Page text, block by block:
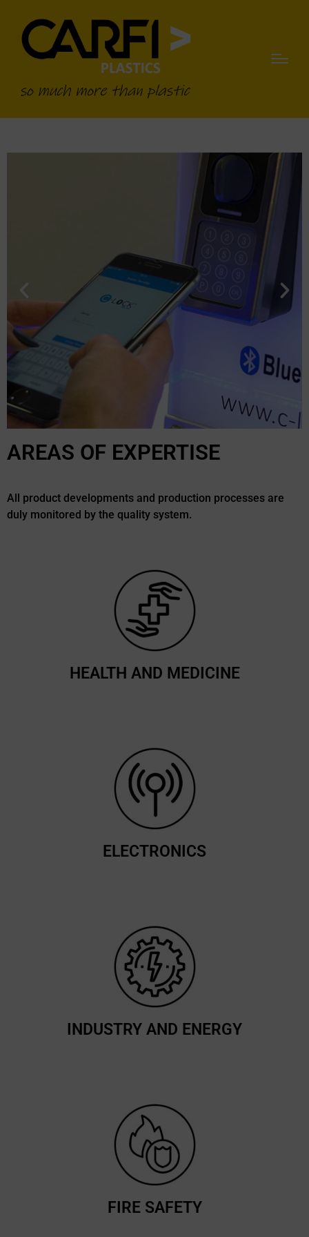
Electronics and
AREAS OF EXPERTISE
All product developments and production processes are
duly monitored by the quality system.
HEALTH AND MEDICINE
ELECTRONICS
INDUSTRY AND ENERGY
FIRE SAFETY